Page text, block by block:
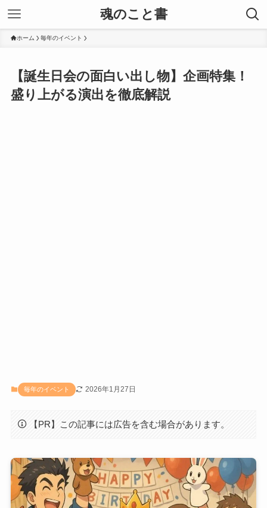
魂のこと書
ホーム 毎年のイベント
【誕生日会の面白い出し物】企画特集！
盛り上がる演出を徹底解説
毎年のイベント 2026年1月27日
【PR】この記事には広告を含む場合があります。